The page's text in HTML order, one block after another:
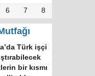
6 7 8